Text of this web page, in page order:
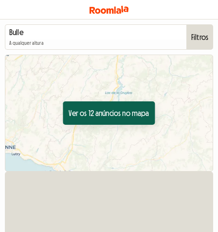
A qualquer altura
Filtros
Ver os 12 anúncios no mapa